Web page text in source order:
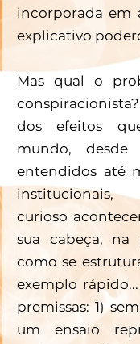
incorporada em
explicativo
Mas qual o
dos efeitos
mundo, desde
entendidos até
curioso
sua cabeça, na
como se
exemplo
premissas: 1)
um ensaio